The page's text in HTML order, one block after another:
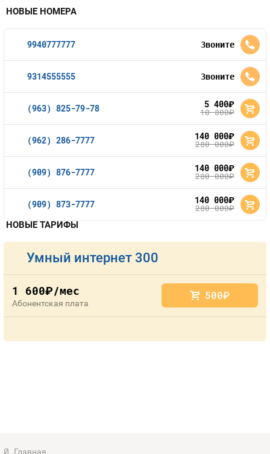
НОВЫЕ НОМЕРА
9940777777 Звоните
9314555555 Звоните
(963) 825-79-78 5 400руб.
10 800руб.
(962) 286-7777 140 000руб.
280 000руб.
(909) 876-7777 140 000руб.
280 000руб.
(909) 873-7777 140 000руб.
280 000руб.
НОВЫЕ ТАРИФЫ
Умный интернет 300
1 600руб./мес
Абонентская плата
500руб.